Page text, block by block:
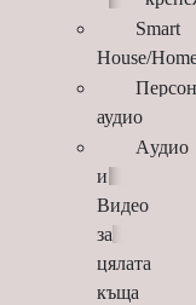
Smart
House/
аудио
Aудио
и
Видео
за
цялата
къща